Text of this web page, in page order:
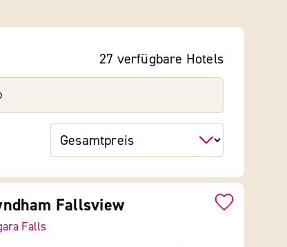
27 verfügbare Hotels
Fallsview
Falls